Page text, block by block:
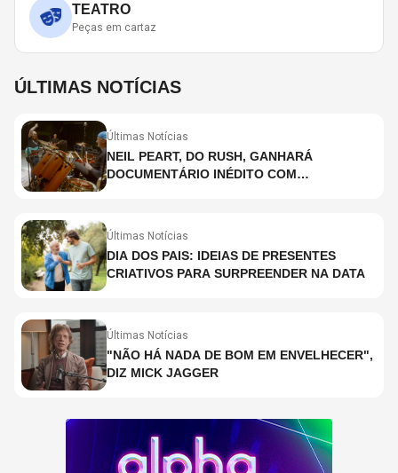
TEATRO
Peças em cartaz
ÚLTIMAS NOTÍCIAS
Últimas Notícias
NEIL PEART, DO RUSH, GANHARÁ
DOCUMENTÁRIO INÉDITO COM
Últimas Notícias
DIA DOS PAIS: IDEIAS DE PRESENTES
CRIATIVOS PARA SURPREENDER NA DATA
Últimas Notícias
"NÃO HÁ NADA DE BOM EM ENVELHECER",
DIZ MICK JAGGER